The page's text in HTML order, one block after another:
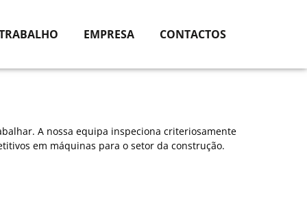
EMPRESA CONTACTOS
A nossa equipa inspeciona criteriosamente
em máquinas para o setor da construção.